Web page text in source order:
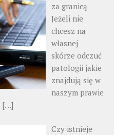
za granicą
Jeżeli nie
chcesz na
własnej
skórze odczuć
patologii jakie
znajdują się w
naszym prawie
[…]
Czy istnieje